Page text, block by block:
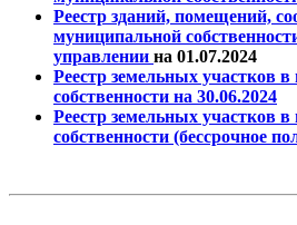
Реестр зданий, помещений,
муниципальной
управлении на 01.07.2024
Реестр земельных участков
собственности на 30.06.2024
Реестр земельных участков
собственности (бессрочное